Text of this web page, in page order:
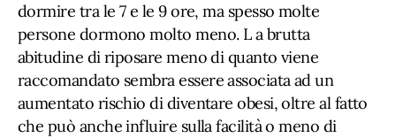
dormire tra le 7 e le 9 ore, ma spesso molte
persone dormono molto meno. L a brutta
abitudine di riposare meno di quanto viene
raccomandato sembra essere associata ad un
aumentato rischio di diventare obesi, oltre al fatto
che può anche influire sulla facilità o meno di